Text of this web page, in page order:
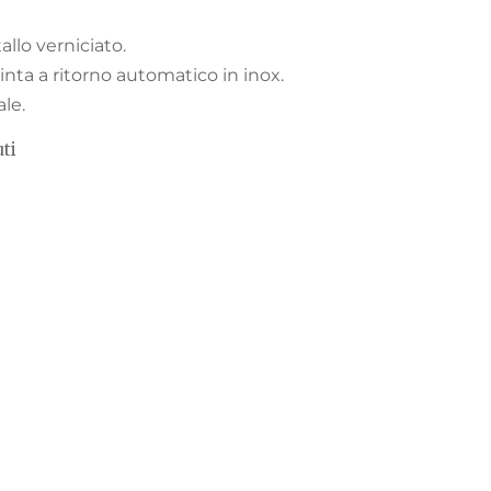
verniciato.
a ritorno automatico in inox.